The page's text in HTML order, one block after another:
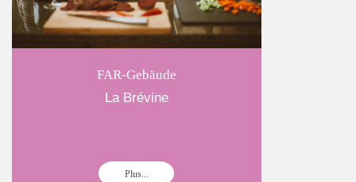
FAR-Gebäude
La Brévine
Plus...